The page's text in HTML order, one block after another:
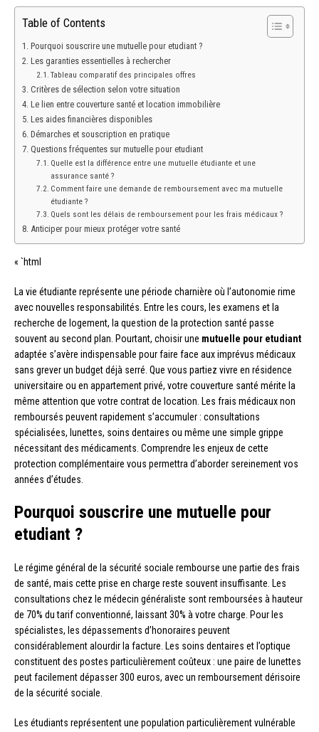
Table of Contents
Pourquoi souscrire une mutuelle pour etudiant ?
Les garanties essentielles à rechercher
Tableau comparatif des principales offres
Critères de sélection selon votre situation
Le lien entre couverture santé et location immobilière
Les aides financières disponibles
Démarches et souscription en pratique
Questions fréquentes sur mutuelle pour etudiant
Quelle est la différence entre une mutuelle étudiante et une
assurance santé ?
Comment faire une demande de remboursement avec ma mutuelle
étudiante ?
Quels sont les délais de remboursement pour les frais médicaux ?
Anticiper pour mieux protéger votre santé
« `html
La vie étudiante représente une période charnière où l’autonomie rime
avec nouvelles responsabilités. Entre les cours, les examens et la
recherche de logement, la question de la protection santé passe
souvent au second plan. Pourtant, choisir une mutuelle pour etudiant
adaptée s’avère indispensable pour faire face aux imprévus médicaux
sans grever un budget déjà serré. Que vous partiez vivre en résidence
universitaire ou en appartement privé, votre couverture santé mérite la
même attention que votre contrat de location. Les frais médicaux non
remboursés peuvent rapidement s’accumuler : consultations
spécialisées, lunettes, soins dentaires ou même une simple grippe
nécessitant des médicaments. Comprendre les enjeux de cette
protection complémentaire vous permettra d’aborder sereinement vos
années d’études.
Pourquoi souscrire une mutuelle pour
etudiant ?
Le régime général de la sécurité sociale rembourse une partie des frais
de santé, mais cette prise en charge reste souvent insuffisante. Les
consultations chez le médecin généraliste sont remboursées à hauteur
de 70% du tarif conventionné, laissant 30% à votre charge. Pour les
spécialistes, les dépassements d’honoraires peuvent
considérablement alourdir la facture. Les soins dentaires et l’optique
constituent des postes particulièrement coûteux : une paire de lunettes
peut facilement dépasser 300 euros, avec un remboursement dérisoire
de la sécurité sociale.
Les étudiants représentent une population particulièrement vulnérable